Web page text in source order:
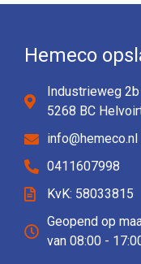
Hemeco
Industrieweg 2b
5268 BC
info@hemeco.nl
0411607998
KvK: 58033815
Geopend op
van 08:00 -